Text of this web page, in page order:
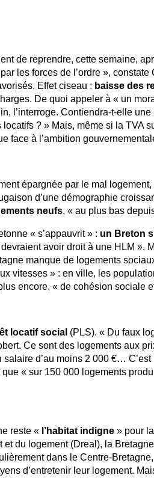
de reprendre, cette semaine,
les forces de l’ordre »,
Effet ciseau : baisse des
De quoi appeler à « un
l’interroge. Contiendra-t-elle
? » Mais, même si la TVA
face à l’ambition
épargnée par le mal
d’une démographie
neufs, « au plus bas
« s’appauvrit » : un Breton
avoir droit à une HLM ».
manque de logements
vitesses » : en ville, les
encore, « de cohésion sociale
locatif social (PLS). « Du faux
Ce sont des logements aux
d’au moins 2 000 €…
« sur 150 000 logements
reste « l’habitat indigne » pour
et du logement (Dreal), la
dans le Centre-
d’entretenir leur logement.